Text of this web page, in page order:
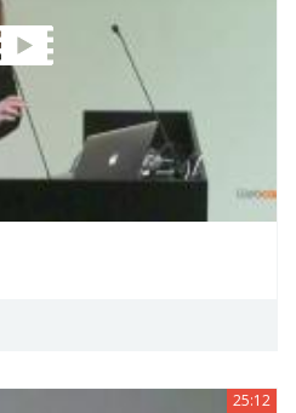
25:12